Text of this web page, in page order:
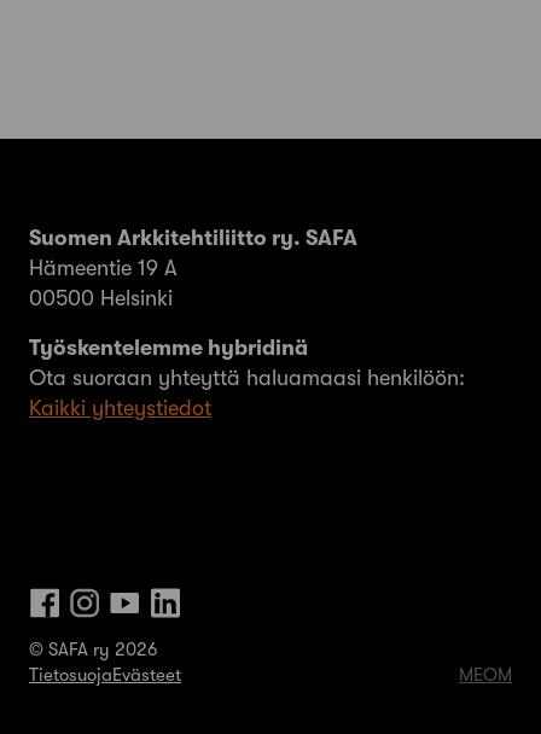
Suomen Arkkitehtiliitto ry. SAFA
Hämeentie 19 A
00500 Helsinki
Työskentelemme hybridinä
Ota suoraan yhteyttä haluamaasi henkilöön:
Kaikki yhteystiedot
© SAFA ry 2026
TietosuojaEvästeet MEOM